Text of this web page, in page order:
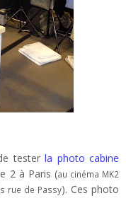
testerla photo cabine
2 à Paris (au cinéma MK2
rue de Passy). Ces photo